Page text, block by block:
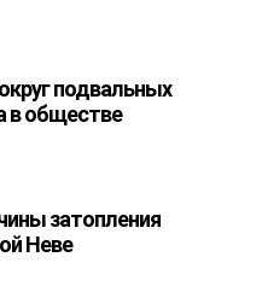
подвальных
в обществе
затопления
Неве